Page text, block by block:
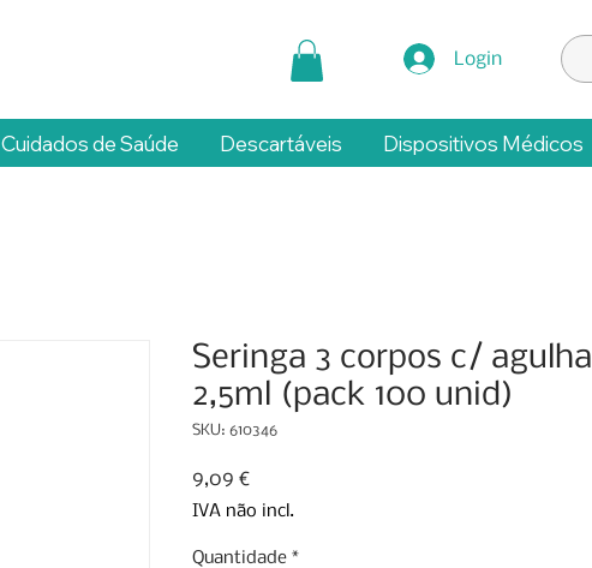
Login
Cuidados de Saúde Descartáveis Dispositivos Médicos
Seringa 3 corpos c/ agulha
2,5ml (pack 100 unid)
SKU: 610346
9,09 €Preço
IVA não incl.
Quantidade *